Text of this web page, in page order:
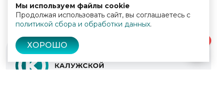
Мы используем файлы cookie
Продолжая использовать сайт, вы соглашаетесь с
политикой сбора и обработки данных.
ХОРОШО